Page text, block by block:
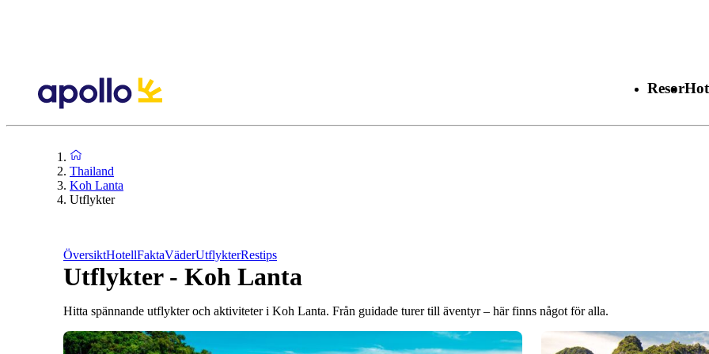
Resor
Thailand
Koh Lanta
Utflykter
ÖversiktHotellFaktaVäderUtflykterRestips
Utflykter - Koh Lanta
Hitta spännande utflykter och aktiviteter i Koh Lanta. Från guidade turer till äventyr – här finns något för alla.